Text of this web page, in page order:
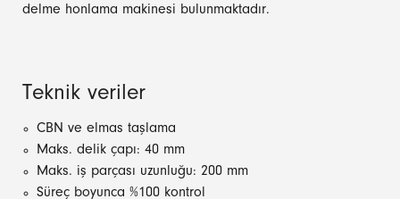
delme honlama makinesi bulunmaktadır.
Teknik veriler
CBN ve elmas taşlama
Maks. delik çapı: 40 mm
Maks. iş parçası uzunluğu: 200 mm
Süreç boyunca %100 kontrol